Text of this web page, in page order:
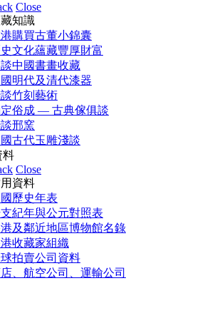
Close
知識
購買古董小錦囊
文化蘊藏豐厚財富
中國書畫收藏
明代及清代漆器
竹刻藝術
俗成 — 古典傢俱談
邢窯
古代玉雕淺談
料
Close
資料
歷史年表
紀年與公元對照表
及鄰近地區博物館名錄
收藏家組織
拍賣公司資料
、航空公司、運輸公司